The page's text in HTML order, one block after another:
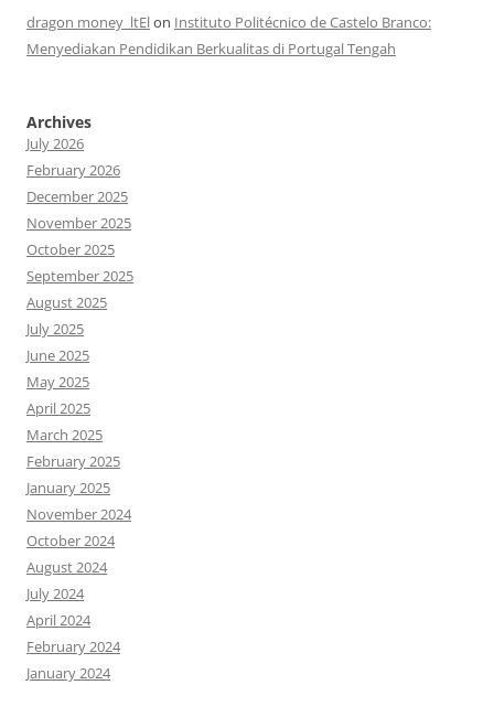
dragon money_ltElon Instituto Politécnico de Castelo Branco:
Menyediakan Pendidikan Berkualitas di Portugal Tengah
Archives
July 2026
February 2026
December 2025
November 2025
October 2025
September 2025
August 2025
July 2025
June 2025
May 2025
April 2025
March 2025
February 2025
January 2025
November 2024
October 2024
August 2024
July 2024
April 2024
February 2024
January 2024